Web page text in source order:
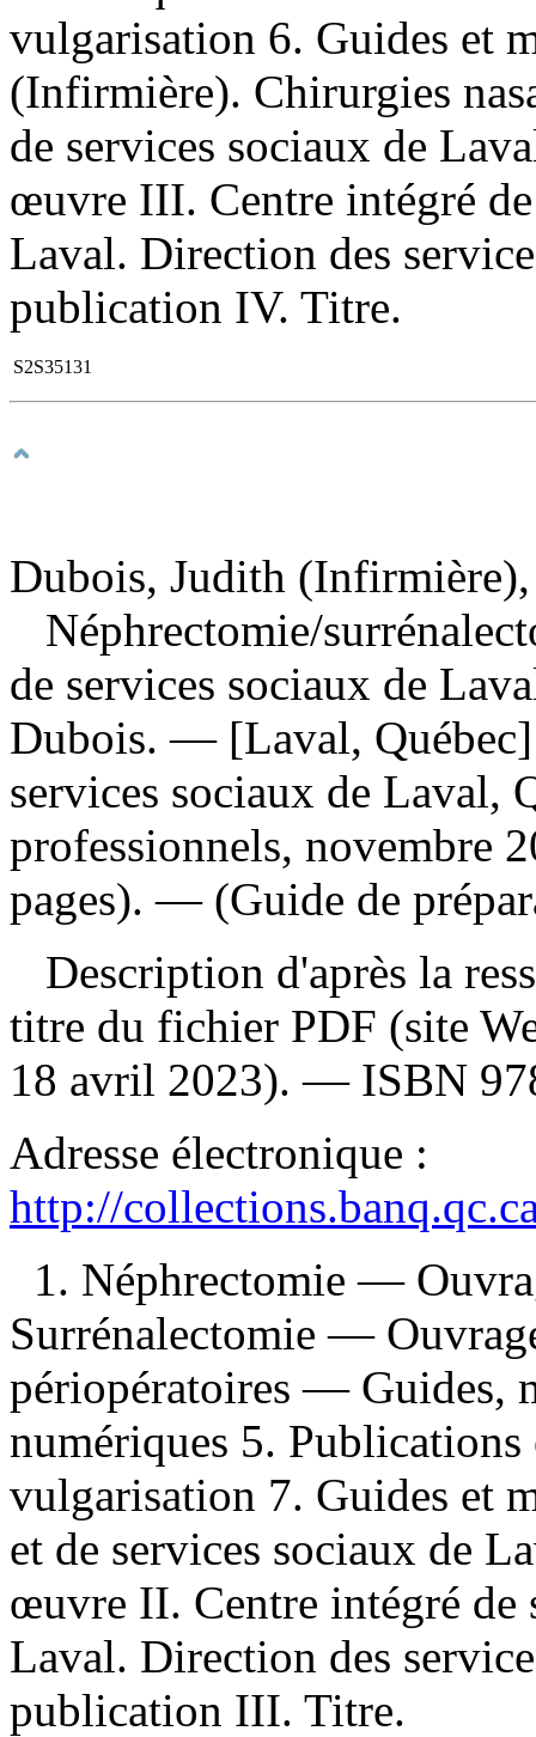
vulgarisation 6. Guides et
(Infirmière). Chirurgies
de services sociaux de
œuvre III. Centre intégré de
Laval. Direction des
publication IV. Titre.
S2S35131
Dubois, Judith (Infirmière),
Néphrectomie/
de services sociaux de
Dubois. — [Laval, Québec]
services sociaux de Laval,
professionnels, novembre
pages). — (Guide de
Description d'après la
titre du fichier PDF (site
18 avril 2023). — ISBN
Adresse électronique :
http://
1. Néphrectomie —
Surrénalectomie —
périopératoires — Guides,
numériques 5.
vulgarisation 7. Guides et
et de services sociaux de
œuvre II. Centre intégré de
Laval. Direction des
publication III. Titre.